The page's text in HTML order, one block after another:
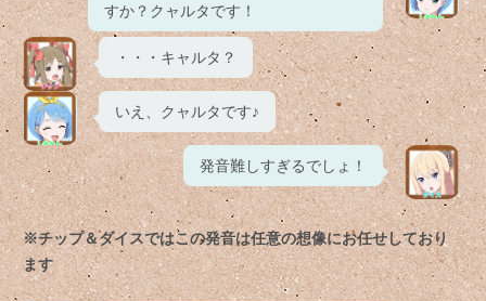
すか？クャルタです！
・・・キャルタ？
いえ、クャルタです♪
発音難しすぎるでしょ！
※チップ＆ダイスではこの発音は任意の想像にお任せしており
ます